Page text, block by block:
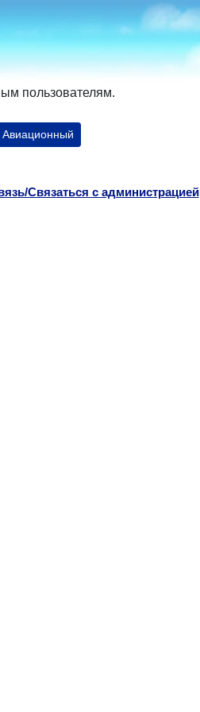
пользователям.
Авиационный
Связаться с администрацией